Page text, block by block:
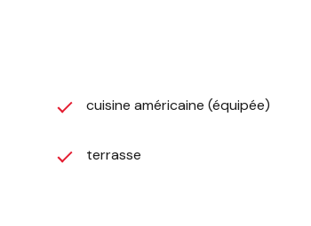
cuisine américaine (équipée)
terrasse